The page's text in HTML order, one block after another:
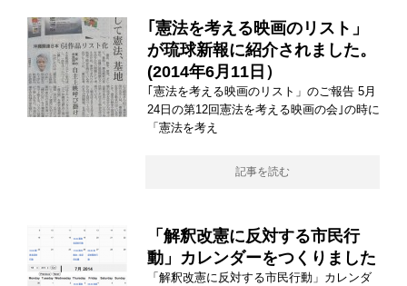
｢憲法を考える映画のリスト」
が琉球新報に紹介されました。
(2014年6月11日）
｢憲法を考える映画のリスト」のご報告 5月
24日の第12回憲法を考える映画の会｣の時に
「憲法を考え
記事を読む
「解釈改憲に反対する市民行
動」カレンダーをつくりました
「解釈改憲に反対する市民行動」カレンダ